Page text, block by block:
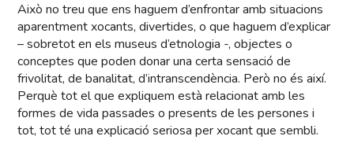
Això no treu que ens haguem d’enfrontar amb situacions
aparentment xocants, divertides, o que haguem d’explicar
– sobretot en els museus d’etnologia -, objectes o
conceptes que poden donar una certa sensació de
frivolitat, de banalitat, d’intranscendència. Però no és així.
Perquè tot el que expliquem està relacionat amb les
formes de vida passades o presents de les persones i
tot, tot té una explicació seriosa per xocant que sembli.